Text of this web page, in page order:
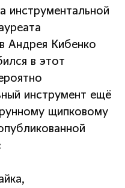
инструментальной
Андрея Кибенко
в этот
инструмент ещё
щипковому